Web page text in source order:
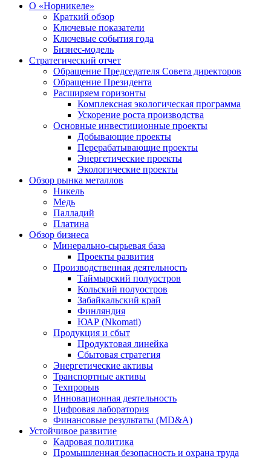
О «Норникеле»
Краткий обзор
Ключевые показатели
Ключевые события года
Бизнес-модель
Стратегический отчет
Обращение Председателя Совета директоров
Обращение Президента
Расширяем горизонты
Комплексная экологическая программа
Ускорение роста производства
Основные инвестиционные проекты
Добывающие проекты
Перерабатывающие проекты
Энергетические проекты
Экологические проекты
Обзор рынка металлов
Никель
Медь
Палладий
Платина
Обзор бизнеса
Минерально-сырьевая база
Проекты развития
Производственная деятельность
Таймырский полуостров
Кольский полуостров
Забайкальский край
Финляндия
ЮАР (Nkomati)
Продукция и сбыт
Продуктовая линейка
Сбытовая стратегия
Энергетические активы
Транспортные активы
Техпрорыв
Инновационная деятельность
Цифровая лаборатория
Финансовые результаты (MD&A)
Устойчивое развитие
Кадровая политика
Промышленная безопасность и охрана труда